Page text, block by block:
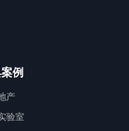
例
产
验室